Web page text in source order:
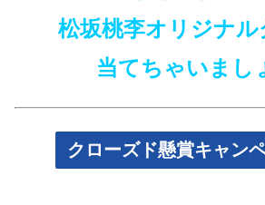
松坂桃李オリジナル
当てちゃいまし
クローズド懸賞キャン